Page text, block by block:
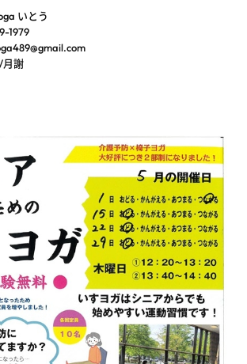
いとう
1979
謝